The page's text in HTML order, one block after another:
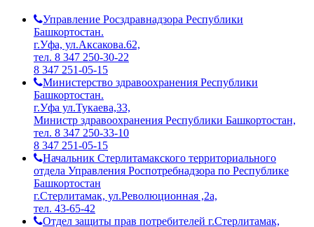
Управление Росздравнадзора Республики
Башкортостан.
г.Уфа, ул.Аксакова.62,
тел. 8 347 250-30-22
8 347 251-05-15
Министерство здравоохранения Республики
Башкортостан.
г.Уфа ул.Тукаева,33,
Министр здравоохранения Республики Башкортостан,
тел. 8 347 250-33-10
8 347 251-05-15
Начальник Стерлитамакского территориального
отдела Управления Роспотребнадзора по Республике
Башкортостан
г.Стерлитамак, ул.Революционная ,2а,
тел. 43-65-42
Отдел защиты прав потребителей г.Стерлитамак,